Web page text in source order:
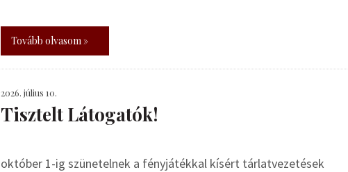
Tovább olvasom »
2026. július 10.
Tisztelt Látogatók!
október 1-ig szünetelnek a fényjátékkal kísért tárlatvezetések